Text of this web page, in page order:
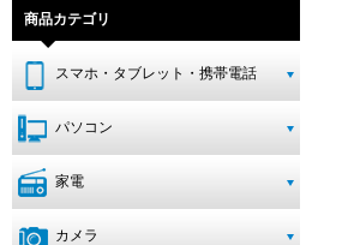
商品カテゴリ
スマホ・タブレット・携帯電話
パソコン
家電
カメラ